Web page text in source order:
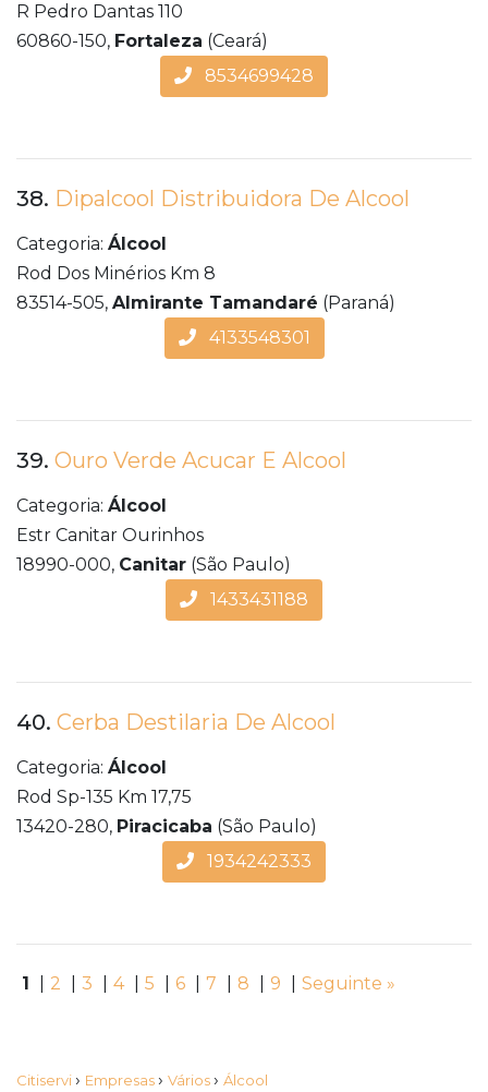
R Pedro Dantas 110
60860-150, Fortaleza (Ceará)
8534699428
38. Dipalcool Distribuidora De Alcool
Categoria: Álcool
Rod Dos Minérios Km 8
83514-505, Almirante Tamandaré (Paraná)
4133548301
39. Ouro Verde Acucar E Alcool
Categoria: Álcool
Estr Canitar Ourinhos
18990-000, Canitar (São Paulo)
1433431188
40. Cerba Destilaria De Alcool
Categoria: Álcool
Rod Sp-135 Km 17,75
13420-280, Piracicaba (São Paulo)
1934242333
1 2 3 4 5 6 7 8 9 Seguinte »
Citiservi › Empresas › Vários › Álcool